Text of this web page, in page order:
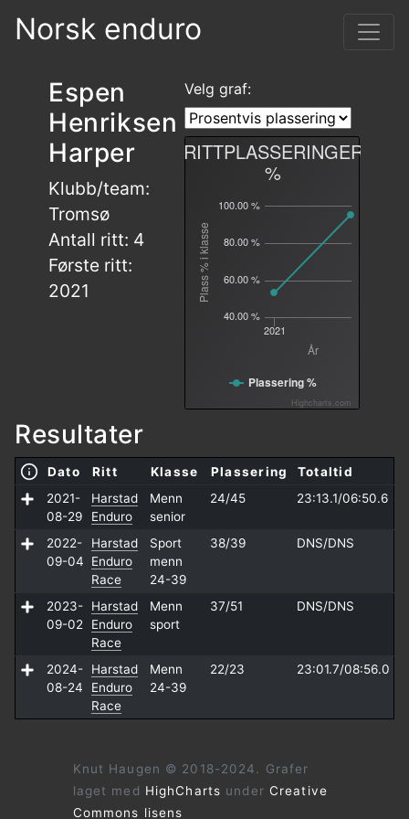
Norsk enduro
Espen
Henriksen
Harper
Klubb/team:
Tromsø
Antall ritt: 4
Første ritt:
2021
Velg graf:
År
Plass % i klasse
RITTPLASSERINGER
%
2021
40.00 %
60.00 %
80.00 %
100.00 %
Plassering %
Highcharts.com
Resultater
Dato Ritt Klasse Plassering
Totaltid
2021-
08-29
Harstad
Enduro
Menn
senior
24/45 23:13.1/06:50.6
2022-
09-04
Harstad
Enduro
Race
Sport
menn
24-39
38/39 DNS/DNS
2023-
09-02
Harstad
Enduro
Race
Menn
sport
37/51 DNS/DNS
2024-
08-24
Harstad
Enduro
Race
Menn
24-39
22/23 23:01.7/08:56.0
Knut Haugen © 2018-2024. Grafer
laget med HighCharts under Creative
Commons lisens